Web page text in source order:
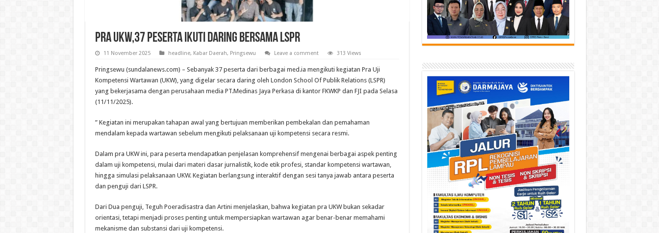
Pra UKW,37 Peserta Ikuti Daring Bersama LSPR
11 November 2025 headline, Kabar Daerah, Pringsewu Leave a comment 313 Views
Pringsewu (sundalanews.com) – Sebanyak 37 peserta dari berbagai med.ia mengikuti kegiatan Pra Uji
Kompetensi Wartawan (UKW), yang digelar secara daring oleh London School Of Publik Relations (LSPR)
yang bekerjasama dengan perusahaan media PT.Medinas Jaya Perkasa di kantor FKWKP dan FJI pada Selasa
(11/11/2025).
” Kegiatan ini merupakan tahapan awal yang bertujuan memberikan pembekalan dan pemahaman
mendalam kepada wartawan sebelum mengikuti pelaksanaan uji kompetensi secara resmi.
Dalam pra UKW ini, para peserta mendapatkan penjelasan komprehensif mengenai berbagai aspek penting
dalam uji kompetensi, mulai dari materi dasar jurnalistik, kode etik profesi, standar kompetensi wartawan,
hingga simulasi pelaksanaan UKW. Kegiatan berlangsung interaktif dengan sesi tanya jawab antara peserta
dan penguji dari LSPR.
Dari Dua penguji, Teguh Poeradisastra dan Artini menjelaskan, bahwa kegiatan pra UKW bukan sekadar
orientasi, tetapi menjadi proses penting untuk mempersiapkan wartawan agar benar-benar memahami
mekanisme dan substansi dari uji kompetensi.